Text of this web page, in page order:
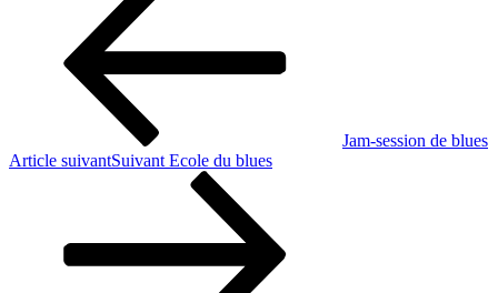
Jam-session de blues
Article suivantSuivant Ecole du blues